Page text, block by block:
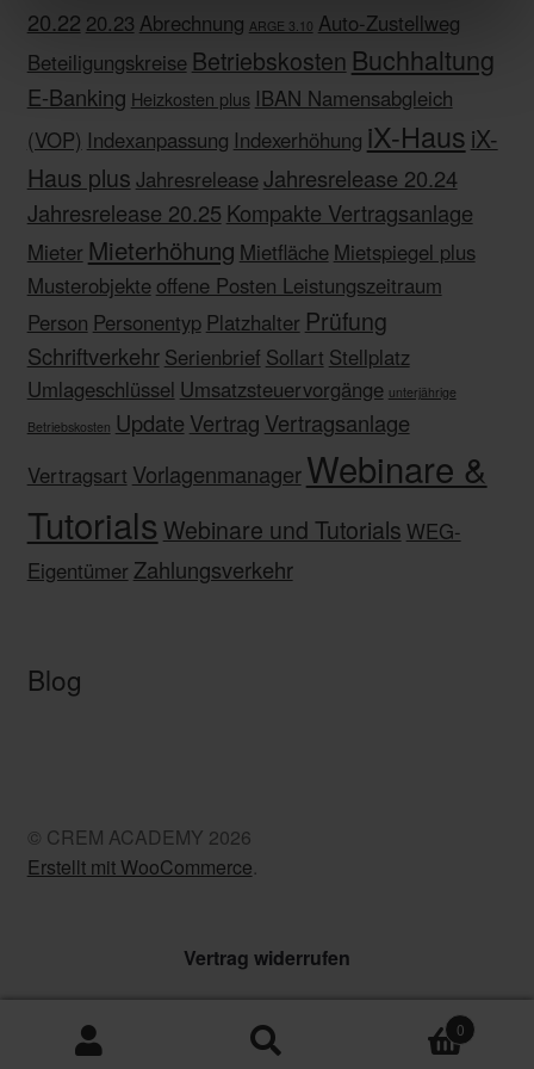
20.22 20.23 Abrechnung ARGE 3.10 Auto-Zustellweg
Beteiligungskreise Betriebskosten Buchhaltung
E-Banking Heizkosten plus IBAN Namensabgleich
(VOP) Indexanpassung Indexerhöhung iX-Haus iX-
Haus plus JahresreleaseJahresrelease 20.24
Jahresrelease 20.25 Kompakte Vertragsanlage
Mieter Mieterhöhung Mietfläche Mietspiegel plus
Musterobjekte offene Posten Leistungszeitraum
Person Personentyp Platzhalter Prüfung
Schriftverkehr Serienbrief Sollart Stellplatz
Umlageschlüssel Umsatzsteuervorgänge unterjährige
Betriebskosten Update Vertrag Vertragsanlage
Vertragsart Vorlagenmanager Webinare &
Tutorials Webinare und Tutorials WEG-
Eigentümer Zahlungsverkehr
Blog
© CREM ACADEMY 2026
Erstellt mit WooCommerce
Vertrag widerrufen
Suchen
0